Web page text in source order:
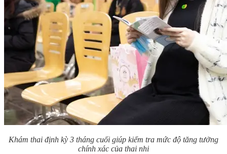
Khám thai định kỳ 3 tháng cuối giúp kiểm tra mức độ tăng tưởng
chính xác của thai nhi